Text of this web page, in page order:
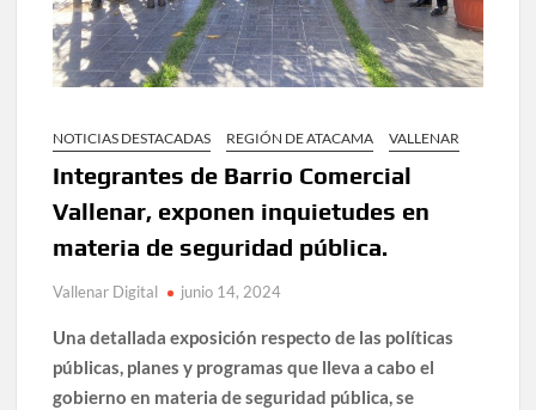
NOTICIAS DESTACADAS REGIÓN DE ATACAMA VALLENAR
Integrantes de Barrio Comercial
Vallenar, exponen inquietudes en
materia de seguridad pública.
Vallenar Digital junio 14, 2024
Una detallada exposición respecto de las políticas
públicas, planes y programas que lleva a cabo el
gobierno en materia de seguridad pública, se